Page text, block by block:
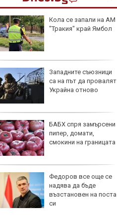
Кола се запали на АМ
"Тракия" край Ямбол
Западните съюзници
са на път да провалят
Украйна отново
БАБХ спря замърсени
пипер, домати,
смокини на границата
Федоров все още се
надява да бъде
възстановен на поста
си